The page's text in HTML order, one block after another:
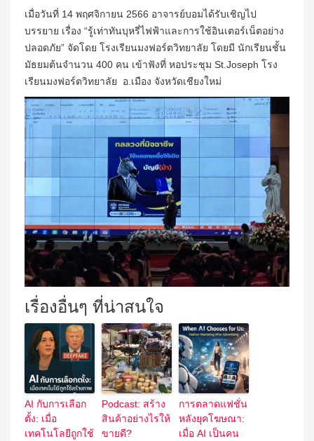
เมื่อวันที่ 14 พฤศจิกายน 2566 อาจารย์บอมได้รับเชิญไป
บรรยาย เรื่อง “รู้เท่าทันบุหรี่ไฟฟ้าและการใช้อินเตอร์เน็ตอย่าง
ปลอดภัย” จัดโดย โรงเรียนมงฟอร์ตวิทยาลัย โดยมี นักเรียนชั้น
มัธยมต้นจำนวน 400 คน เข้าฟังที่ หอประชุม St.Joseph โรง
เรียนมงฟอร์ตวิทยาลัย อ.เมือง จังหวัดเชียงใหม่
เรื่องอื่นๆ ที่น่าสนใจ
AI กับการเลือก
ตั้ง: เมื่อ
เทคโนโลยีถูกใช้
Podcast: สร้าง
สินค้าอย่างไรให้
ขายดี?
การตลาดแฟชั่น
หลังยุคโฆษณา:
เมื่อ AI เป็นคน